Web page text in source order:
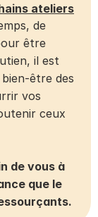
ateliers
de
être
il est
être des
vos
ceux
de vous à
que le